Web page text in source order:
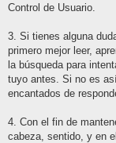
Control de Usuario.
3. Si tienes alguna
primero mejor leer,
la búsqueda para
tuyo antes. Si no es
encantados de
4. Con el fin de
cabeza, sentido, y en